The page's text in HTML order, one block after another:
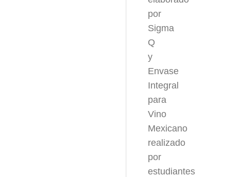
por
Sigma
Q
y
Envase
Integral
para
Vino
Mexicano
realizado
por
estudiantes